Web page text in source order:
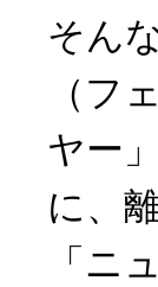
そん
（フ
ヤー
に、
「ニ